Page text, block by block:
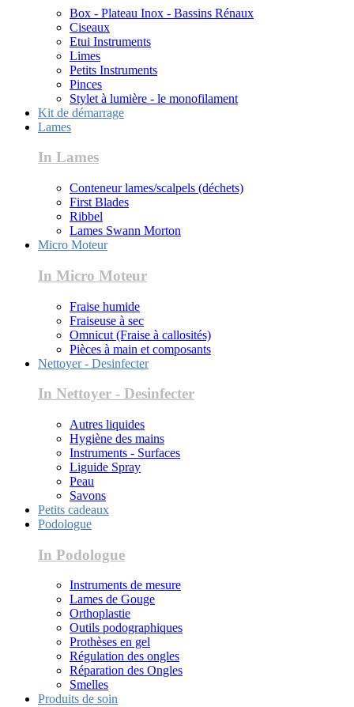
Box - Plateau Inox - Bassins Rénaux
Ciseaux
Etui Instruments
Limes
Petits Instruments
Pinces
Stylet à lumière - le monofilament
Kit de démarrage
Lames
In Lames
Conteneur lames/scalpels (déchets)
First Blades
Ribbel
Lames Swann Morton
Micro Moteur
In Micro Moteur
Fraise humide
Fraiseuse à sec
Omnicut (Fraise à callosités)
Pièces à main et composants
Nettoyer - Desinfecter
In Nettoyer - Desinfecter
Autres liquides
Hygiène des mains
Instruments - Surfaces
Liguide Spray
Peau
Savons
Petits cadeaux
Podologue
In Podologue
Instruments de mesure
Lames de Gouge
Orthoplastie
Outils podographiques
Prothèses en gel
Régulation des ongles
Réparation des Ongles
Smelles
Produits de soin